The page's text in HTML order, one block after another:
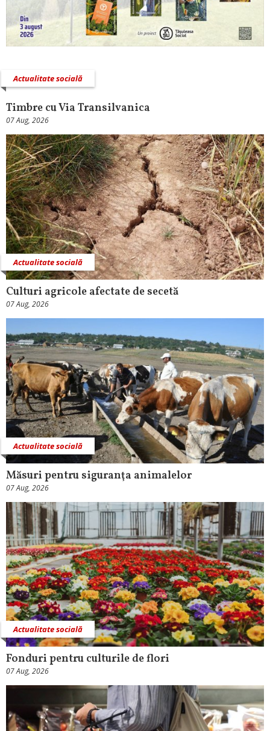
Actualitate socială
Timbre cu Via Transilvanica
07 Aug, 2026
Actualitate socială
Culturi agricole afectate de secetă
07 Aug, 2026
Actualitate socială
Măsuri pentru siguranţa animalelor
07 Aug, 2026
Actualitate socială
Fonduri pentru culturile de flori
07 Aug, 2026